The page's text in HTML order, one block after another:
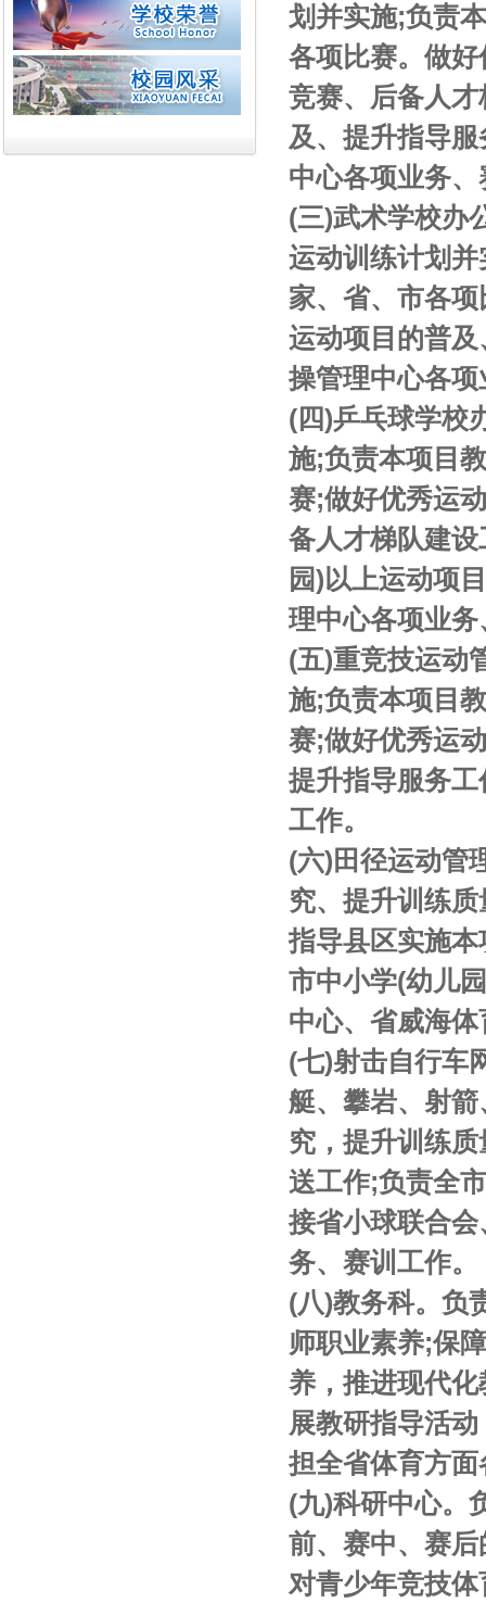
划并实施;负责
各项比赛。做
竞赛、后备人
及、提升指导
中心各项业务
(三)武术学校办
运动训练计划
家、省、市各
运动项目的普
操管理中心各
(四)乒乓球学校
施;负责本项目
赛;做好优秀运
备人才梯队建
园)以上运动项
理中心各项业
(五)重竞技运动
施;负责本项目
赛;做好优秀运
提升指导服务
工作。
(六)田径运动管
究、提升训练
指导县区实施
市中小学(幼儿
中心、省威海
(七)射击自行车
艇、攀岩、射
究，提升训练
送工作;负责全
接省小球联合
务、赛训工作。
(八)教务科。负
师职业素养;保
养，推进现代
展教研指导活
担全省体育方
(九)科研中心。
前、赛中、赛
对青少年竞技